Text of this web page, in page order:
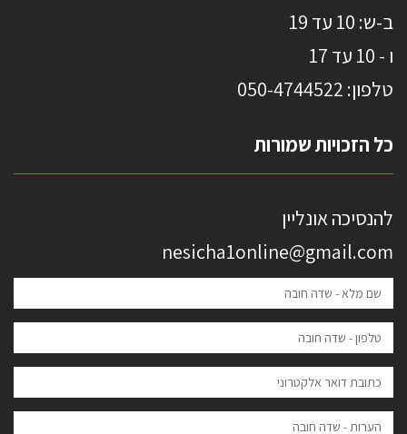
ב-ש: 10 עד 19
ו - 10 עד 17
טלפון: 0 50-4744522
כל הזכויות שמורות
להנסיכה אונליין
nesicha1online@gmail.com